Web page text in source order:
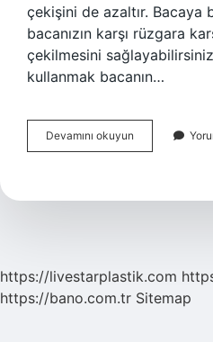
çekişini de azaltır. Bacaya
bacanızın karşı rüzgara
çekilmesini
kullanmak bacanın…
Devamını okuyun
Tütmemesi
Yapmalı
https://livestarplastik.com
https://bano.com.tr Sitemap